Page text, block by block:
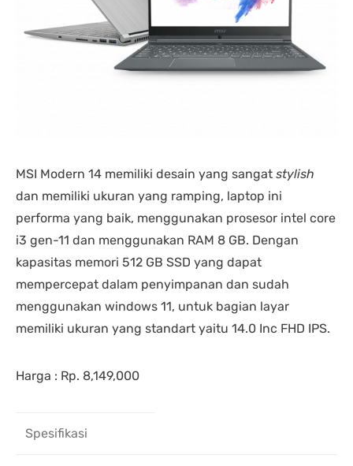
MSI Modern 14 memiliki desain yang sangat stylish
dan memiliki ukuran yang ramping, laptop ini
performa yang baik, menggunakan prosesor intel core
i3 gen-11 dan menggunakan RAM 8 GB. Dengan
kapasitas memori 512 GB SSD yang dapat
mempercepat dalam penyimpanan dan sudah
menggunakan windows 11, untuk bagian layar
memiliki ukuran yang standart yaitu 14.0 Inc FHD IPS.
Harga : Rp. 8,149,000
Spesifikasi